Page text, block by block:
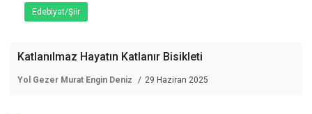
Edebiyat/Şiir
Katlanılmaz Hayatın Katlanır Bisikleti
Yol Gezer Murat Engin Deniz 29 Haziran 2025